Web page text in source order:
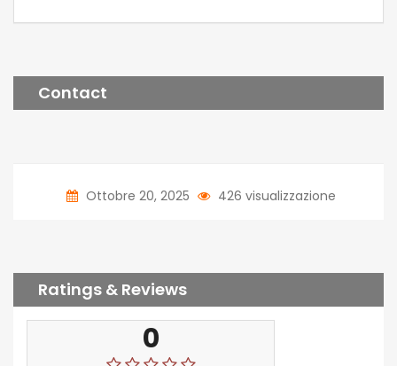
Contact
Ottobre 20, 2025 426 visualizzazione
Ratings & Reviews
0